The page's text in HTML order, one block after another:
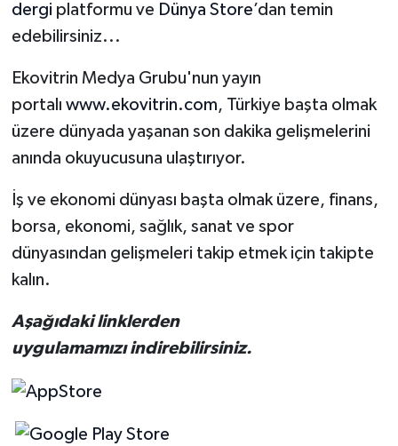
dergi platformu ve Dünya Store’dan temin
edebilirsiniz...
Ekovitrin Medya Grubu'nun yayın
portalı www.ekovitrin.com, Türkiye başta olmak
üzere dünyada yaşanan son dakika gelişmelerini
anında okuyucusuna ulaştırıyor.
İş ve ekonomi dünyası başta olmak üzere, finans,
borsa, ekonomi, sağlık, sanat ve spor
dünyasından gelişmeleri takip etmek için takipte
kalın.
Aşağıdaki linklerden
uygulamamızı indirebilirsiniz.